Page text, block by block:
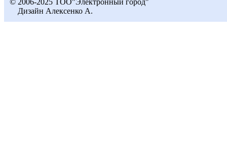
© 2006-2025 ТОО"Электронный город"
Дизайн Алексенко А.